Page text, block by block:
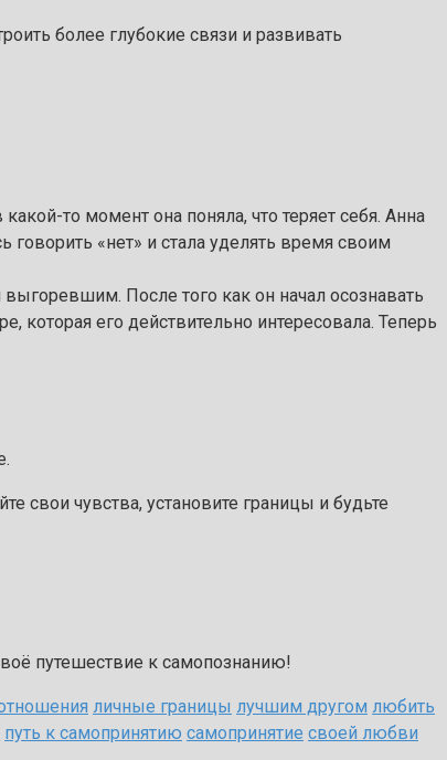
более глубокие связи и развивать
то момент она поняла, что теряет себя. Анна
говорить «нет» и стала уделять время своим
После того как он начал осознавать
его действительно интересовала. Теперь
свои чувства, установите границы и будьте
путешествие к самопознанию!
личные границы лучшим другом любить
путь к самопринятию самопринятие своей любви